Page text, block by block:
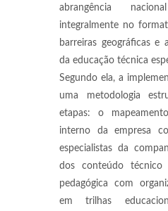
abrangência
integralmente no
barreiras geográficas e
da educação técnica
Segundo ela, a
uma metodologia
etapas: o
interno da empresa
especialistas da
dos conteúdo técnico
pedagógica com
em trilhas